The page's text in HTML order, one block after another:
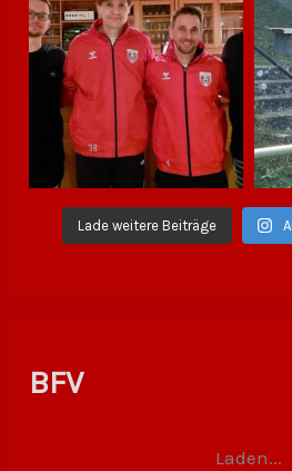
Lade weitere Beiträge
BFV
Laden...